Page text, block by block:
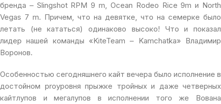
бренда – Slingshot RPM 9 m, Ocean Rodeo Rice 9m и North
Vegas 7 m. Причем, что на девятке, что на семерке было
летать (не кататься) одинаково высоко! Что и показал
лидер нашей команды «KiteTeam – Kamchatka» Владимир
Воронов.
Особенностью сегодняшнего кайт вечера было исполнение в
достойном proуровня прыжке тройных и даже четверных
кайтлупов и мегалупов в исполнении того же Вована